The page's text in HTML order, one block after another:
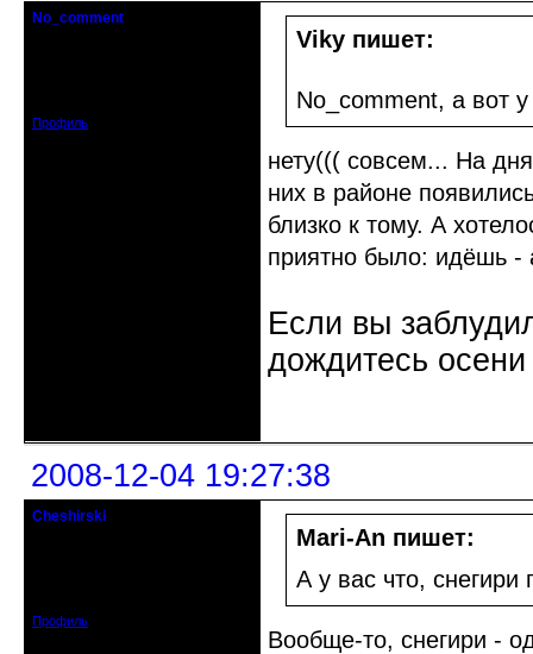
No_comment
Профиль
Viky пишет:
No_comment, а вот
нету((( совсем... На
них в районе
близко к тому. А
приятно было: идёшь -
Если вы
дождитесь
2008-12-04 19:27:38
Cheshirski
Профиль
Mari-An пишет:
А у вас что, снегири
Вообще-то, снегири -